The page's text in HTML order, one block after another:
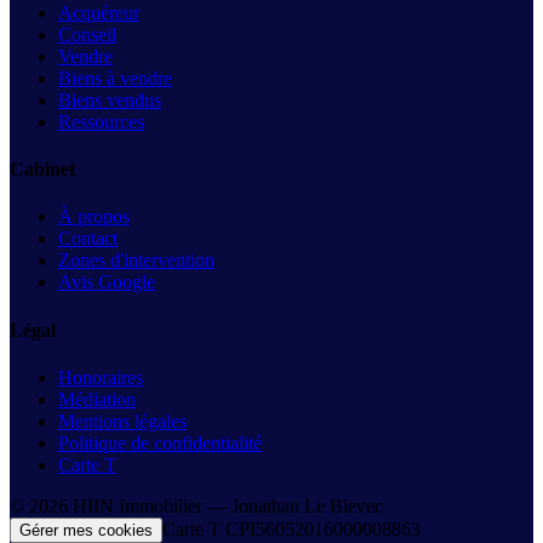
Acquéreur
Conseil
Vendre
Biens à vendre
Biens vendus
Ressources
Cabinet
À propos
Contact
Zones d'intervention
Avis Google
Légal
Honoraires
Médiation
Mentions légales
Politique de confidentialité
Carte T
© 2026 HIIN Immobilier — Jonathan Le Blevec
Gérer mes cookies Carte T CPI56052016000008863